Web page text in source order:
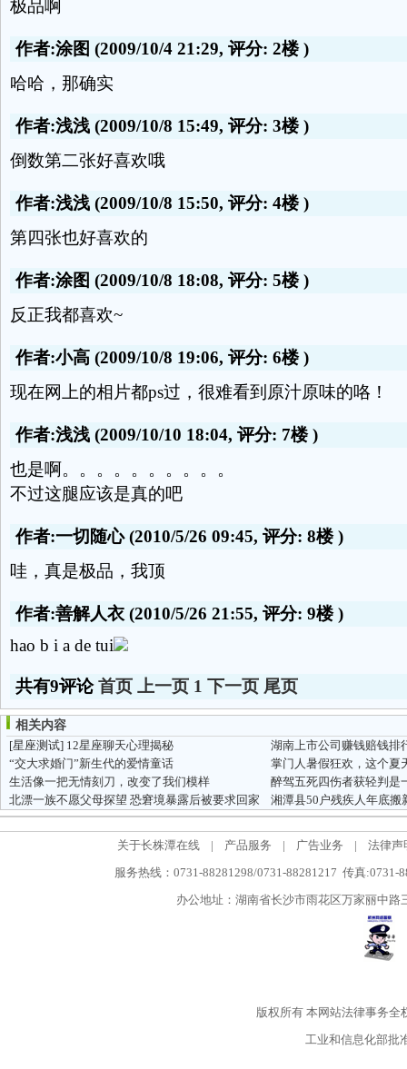
极品啊
作者:涂图 (2009/10/4 21:29, 评分: 2楼)
哈哈，那确实
作者:浅浅 (2009/10/8 15:49, 评分: 3楼)
倒数第二张好喜欢哦
作者:浅浅 (2009/10/8 15:50, 评分: 4楼)
第四张也好喜欢的
作者:涂图 (2009/10/8 18:08, 评分: 5楼)
反正我都喜欢~
作者:小高 (2009/10/8 19:06, 评分: 6楼)
现在网上的相片都ps过，很难看到原汁原味的咯！
作者:浅浅 (2009/10/10 18:04, 评分: 7楼)
也是啊。。。。。。。。。。
不过这腿应该是真的吧
作者:一切随心(2010/5/26 09:45, 评分: 8楼)
哇，真是极品，我顶
作者:善解人衣 (2010/5/26 21:55, 评分: 9楼)
hao b i a de tui
共有9评论首页 上一页 1 下一页 尾页
相关内容
[星座测试] 12星座聊天心理揭秘
“交大求婚门”新生代的爱情童话
掌门人暑假狂欢，这个夏
生活像一把无情刻刀，改变了我们模样
醉驾五死四伤者获轻判是
北漂一族不愿父母探望 恐窘境暴露后被要求回家
湘潭县50户残疾人年底搬
关于长株潭在线 | 产品服务 | 广告业务 |
法律声
服务热线：0731-88281298/0731-88281217 传真:0731-
办公地址：湖南省长沙市雨花区万家丽中
版权所有本网站法律事务全
工业和信息化部批